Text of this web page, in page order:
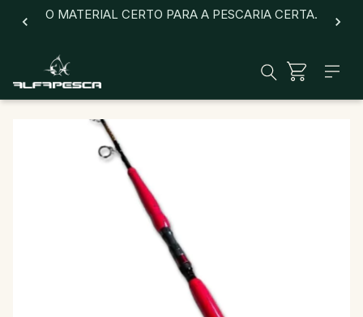
O MATERIAL CERTO PARA A PESCARIA CERTA.